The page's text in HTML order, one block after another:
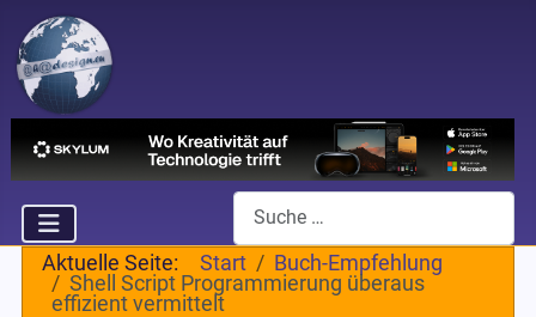
Suchen
Aktuelle Seite: Start
Buch-Empfehlung
Shell Script Programmierung überaus
effizient vermittelt